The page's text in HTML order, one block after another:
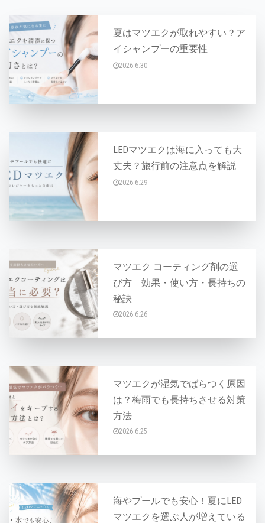
夏はマツエクが取れやすい？ア
イシャンプーの重要性
2026.6.30
LEDマツエクは海に入っても大
丈夫？旅行前の注意点を解説
2026.6.29
マツエク コーティング剤の選
び方 効果・使い方・長持ちの
秘訣
2026.6.26
マツエクが湿気でばらつく原因
は？梅雨でも長持ちさせる対策
方法
2026.6.25
海やプールでも安心！夏にLED
マツエクを選ぶ人が増えている